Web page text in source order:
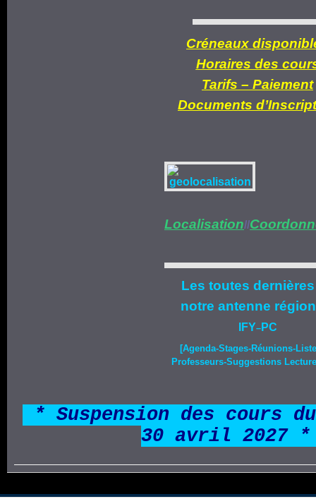
Créneaux
Horaires des
Tarifs – Paiement
Documents d’
Localisation//
Les toutes
notre antenne
IFY–PC
[Agenda-Stages-Réunions-
Professeurs-Suggestions
* Suspension des cours
30 avril 2027 *